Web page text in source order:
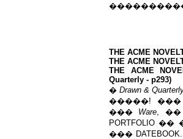
THE ACME
THE ACME
THE ACME
Quarterly - p293)
�Drawn &
�����! ���
��� Ware, ��
���